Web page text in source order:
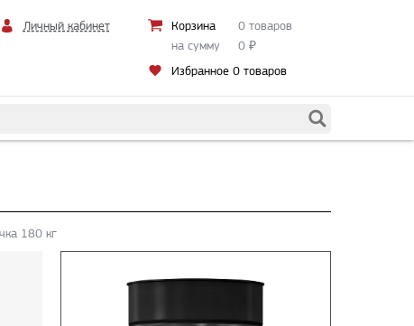
Личный кабинет Корзина
0 товаров
на сумму
0 ₽
Избранное0 товаров
180 кг